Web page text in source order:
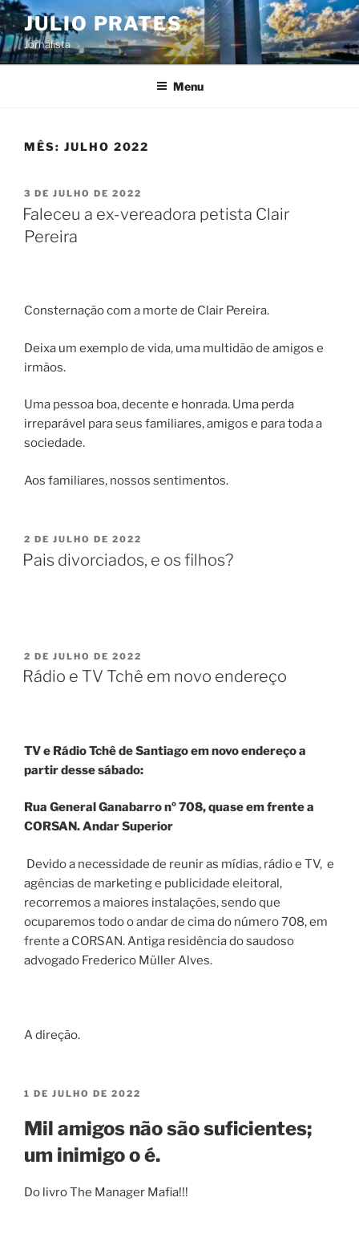
Pular
para
o
conteúdo
JULIO PRATES
Jornalista
Menu
MÊS: JULHO 2022
PUBLICADO
EM
3 DE JULHO DE 2022
Faleceu a ex-vereadora petista Clair
Pereira
Consternação com a morte de Clair Pereira.
Deixa um exemplo de vida, uma multidão de amigos e
irmãos.
Uma pessoa boa, decente e honrada. Uma perda
irreparável para seus familiares, amigos e para toda a
sociedade.
Aos familiares, nossos sentimentos.
PUBLICADO
EM
2 DE JULHO DE 2022
Pais divorciados, e os filhos?
PUBLICADO
EM
2 DE JULHO DE 2022
Rádio e TV Tchê em novo endereço
TV e Rádio Tchê de Santiago em novo endereço a
partir desse sábado:
Rua General Ganabarro nº 708, quase em frente a
CORSAN.Andar Superior
Devido a necessidade de reunir as mídias, rádio e TV, e
agências de marketing e publicidade eleitoral,
recorremos a maiores instalações, sendo que
ocuparemos todo o andar de cima do número 708, em
frente a CORSAN. Antiga residência do saudoso
advogado Frederico Müller Alves.
A direção.
PUBLICADO
1 DE JULHO DE 2022
Mil amigos não são suficientes;
um inimigo o é.
Do livro The Manager Mafia!!!